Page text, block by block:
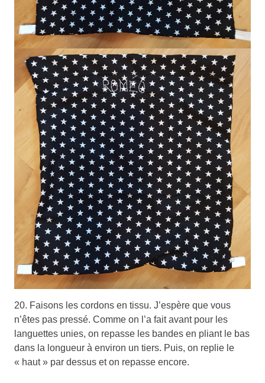
20. Faisons les cordons en tissu. J’espère que vous
n’êtes pas pressé. Comme on l’a fait avant pour les
languettes unies, on repasse les bandes en pliant le bas
dans la longueur à environ un tiers. Puis, on replie le
« haut » par dessus et on repasse encore.